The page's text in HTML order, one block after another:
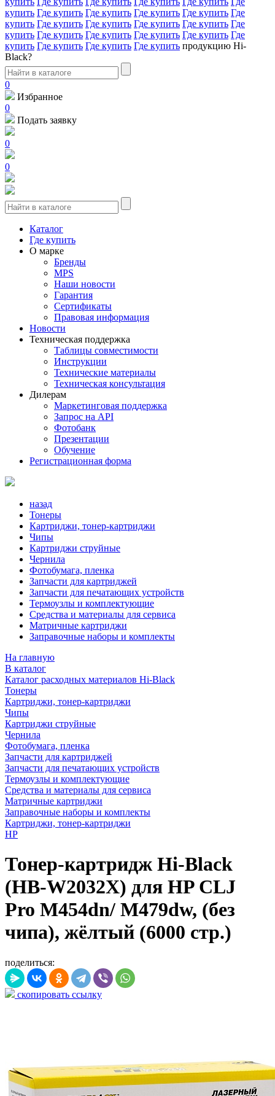
купить Где купить Где купить Где купить Где купить Где
купить Где купить Где купить Где купить Где купить Где
купить Где купить Где купить Где купить Где купить Где
купить Где купить Где купить Где купить продукцию Hi-
Black?
0
Избранное
0
Подать заявку
0
0
Каталог
Где купить
О марке
Бренды
MPS
Наши новости
Гарантия
Сертификаты
Правовая информация
Новости
Техническая поддержка
Таблицы совместимости
Инструкции
Технические материалы
Техническая консультация
Дилерам
Маркетинговая поддержка
Запрос на API
Фотобанк
Презентации
Обучение
Регистрационная форма
назад
Тонеры
Картриджи, тонер-картриджи
Чипы
Картриджи струйные
Чернила
Фотобумага, пленка
Запчасти для картриджей
Запчасти для печатающих устройств
Термоузлы и комплектующие
Средства и материалы для сервиса
Матричные картриджи
Заправочные наборы и комплекты
На главную
В каталог
Каталог расходных материалов Hi-Black
Тонеры
Картриджи, тонер-картриджи
Чипы
Картриджи струйные
Чернила
Фотобумага, пленка
Запчасти для картриджей
Запчасти для печатающих устройств
Термоузлы и комплектующие
Средства и материалы для сервиса
Матричные картриджи
Заправочные наборы и комплекты
Картриджи, тонер-картриджи
HP
Тонер-картридж Hi-Black
(HB-W2032X) для HP CLJ
Pro M454dn/ M479dw, (без
чипа), жёлтый (6000 стр.)
поделиться:
скопировать ссылку